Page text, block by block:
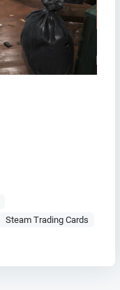
Steam Trading Cards